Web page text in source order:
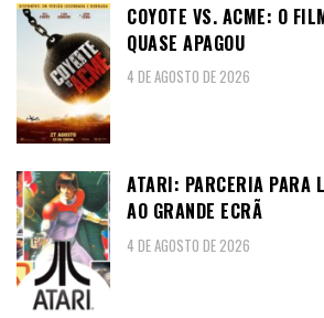
COYOTE VS. ACME: O
QUASE APAGOU
4 DE AGOSTO DE 2026
ATARI: PARCERIA PARA
AO GRANDE ECRÃ
4 DE AGOSTO DE 2026